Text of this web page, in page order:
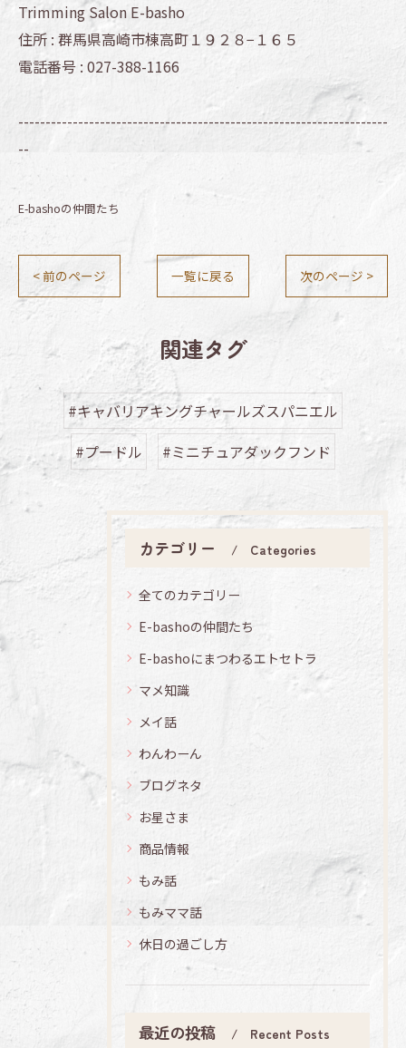
Trimming Salon E-basho
住所 : 群馬県高崎市棟高町１９２８−１６５
電話番号 : 027-388-1166
--------------------------------------------------------------------
--
E-bashoの仲間たち
< 前のページ 一覧に戻る 次のページ >
関連タグ
#キャバリアキングチャールズスパニエル
#プードル
#ミニチュアダックフンド
カテゴリー Categories
全てのカテゴリー
E-bashoの仲間たち
E-bashoにまつわるエトセトラ
マメ知識
メイ話
わんわーん
ブログネタ
お星さま
商品情報
もみ話
もみママ話
休日の過ごし方
最近の投稿 Recent Posts